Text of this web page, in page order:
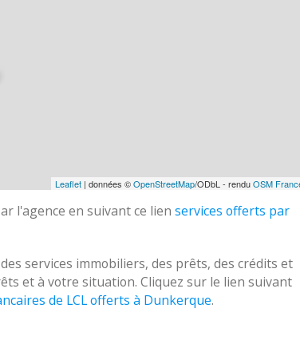
Leaflet| données ©OpenStreetMap/ODbL - renduOSM
l'agence en suivant ce lien services offerts par
services immobiliers, des prêts, des crédits et
et à votre situation. Cliquez sur le lien suivant
de LCL offerts à Dunkerque.